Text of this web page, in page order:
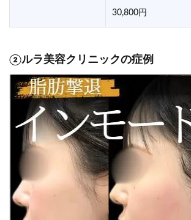
30,800円
②ルラ美容クリニックの症例